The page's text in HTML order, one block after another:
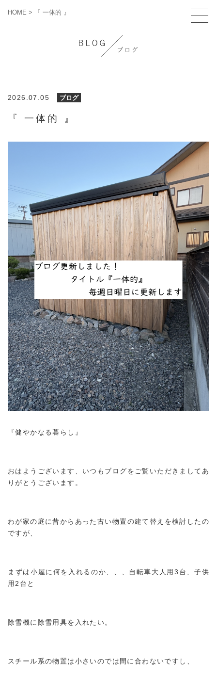
HOME > 『 一体的 』
2026.07.05 ブログ
『 一体的 』
『健やかなる暮らし』
おはようございます、いつもブログをご覧いただきましてあ
りがとうございます。
わが家の庭に昔からあった古い物置の建て替えを検討したの
ですが、
まずは小屋に何を入れるのか、、、自転車大人用3台、子供
用2台と
除雪機に除雪用具を入れたい。
スチール系の物置は小さいのでは間に合わないですし、